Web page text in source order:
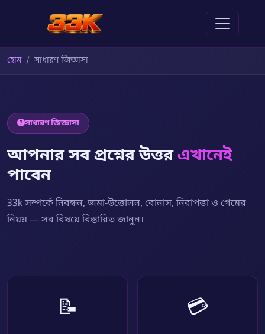
হোম সাধারণ জিজ্ঞাসা
সাধারণ জিজ্ঞাসা
আপনার সব প্রশ্নের উত্তরএখানেই
পাবেন
33k সম্পর্কে নিবন্ধন, জমা-উত্তোলন, বোনাস, নিরাপত্তা ও গেমের
নিয়ম — সব বিষয়ে বিস্তারিত জানুন।
📝 💳